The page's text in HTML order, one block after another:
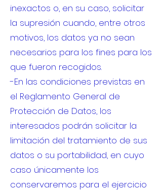
inexactos o, en su caso, solicitar
la supresión cuando, entre otros
motivos, los datos ya no sean
necesarios para los fines para los
que fueron recogidos.
-En las condiciones previstas en
el Reglamento General de
Protección de Datos, los
interesados podrán solicitar la
limitación del tratamiento de sus
datos o su portabilidad, en cuyo
caso únicamente los
conservaremos para el ejercicio